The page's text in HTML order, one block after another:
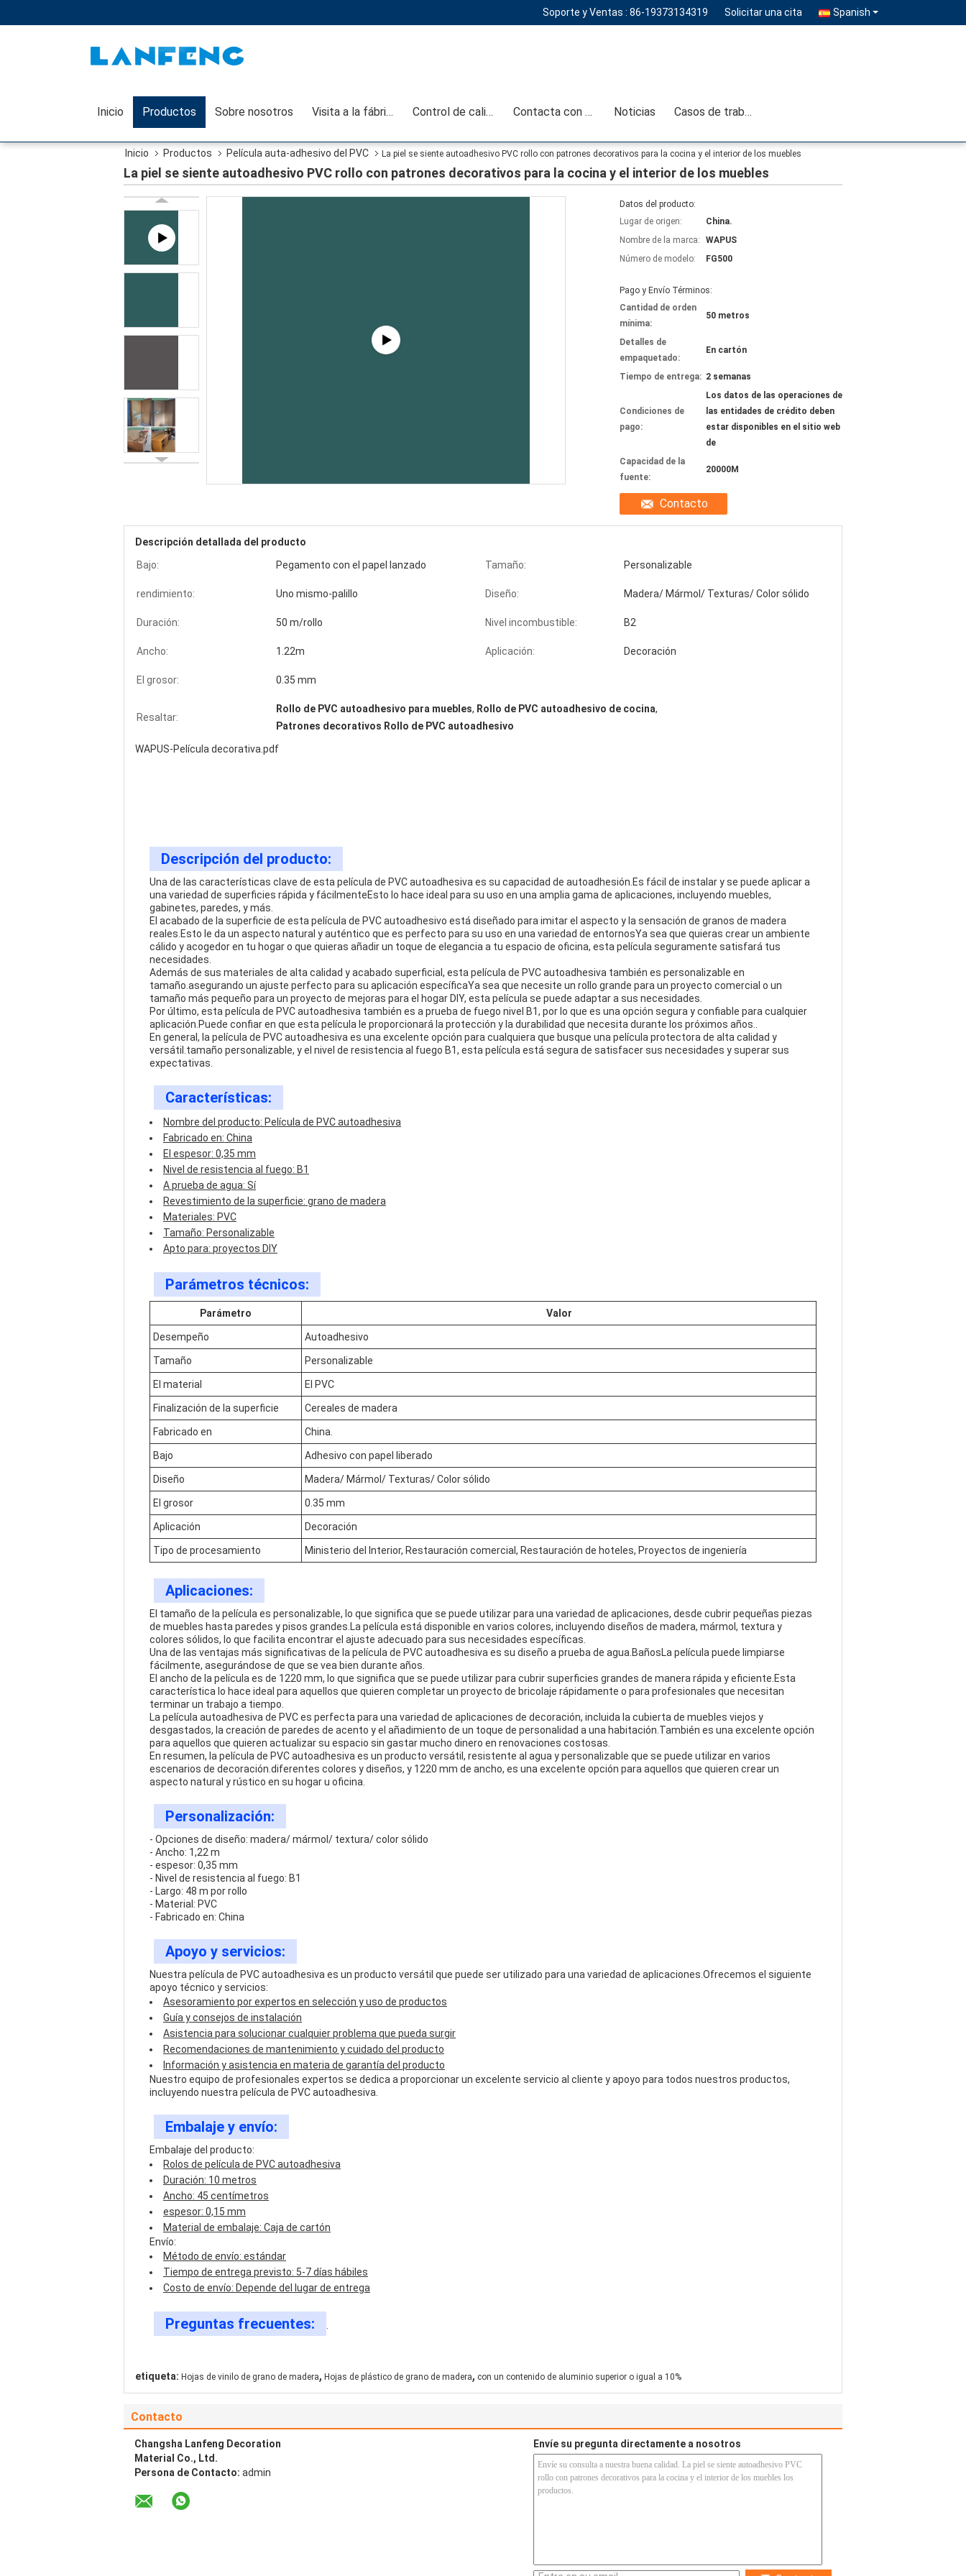
Soporte y Ventas : 86-19373134319 Solicitar una cita Spanish
Inicio Productos Sobre nosotros Visita a la fábrica Control de calidad Contacta con nosotros Noticias Casos de trabajo
Inicio Productos Película auta-adhesivo del PVC La piel se siente autoadhesivo PVC rollo con patrones decorativos para la cocina y el interior de los muebles
La piel se siente autoadhesivo PVC rollo con patrones decorativos para la cocina y el interior de los muebles
Datos del producto:
Lugar de origen:
China.
Nombre de la marca:
WAPUS
Número de modelo:
FG500
Pago y Envío Términos:
Cantidad de orden
mínima:
50 metros
Detalles de
empaquetado:
En cartón
Tiempo de entrega: 2 semanas
Condiciones de
pago:
Los datos de las operaciones de
las entidades de crédito deben
estar disponibles en el sitio web
de
Capacidad de la
fuente:
20000M
Contacto
Descripción detallada del producto
Bajo:
Pegamento con el papel lanzado Tamaño: Personalizable
rendimiento: Uno mismo-palillo Diseño: Madera/ Mármol/ Texturas/ Color sólido
Duración: 50 m/rollo Nivel incombustible: B2
Ancho: 1.22m Aplicación: Decoración
El grosor: 0.35 mm
Resaltar:
Rollo de PVC autoadhesivo para muebles, Rollo de PVC autoadhesivo de cocina,
Patrones decorativos Rollo de PVC autoadhesivo
WAPUS-Película decorativa.pdf
Descripción del producto:
Una de las características clave de esta película de PVC autoadhesiva es su capacidad de autoadhesión.Es fácil de instalar y se puede aplicar a
una variedad de superficies rápida y fácilmenteEsto lo hace ideal para su uso en una amplia gama de aplicaciones, incluyendo muebles,
gabinetes, paredes, y más.
El acabado de la superficie de esta película de PVC autoadhesivo está diseñado para imitar el aspecto y la sensación de granos de madera
reales.Esto le da un aspecto natural y auténtico que es perfecto para su uso en una variedad de entornosYa sea que quieras crear un ambiente
cálido y acogedor en tu hogar o que quieras añadir un toque de elegancia a tu espacio de oficina, esta película seguramente satisfará tus
necesidades.
Además de sus materiales de alta calidad y acabado superficial, esta película de PVC autoadhesiva también es personalizable en
tamaño.asegurando un ajuste perfecto para su aplicación específicaYa sea que necesite un rollo grande para un proyecto comercial o un
tamaño más pequeño para un proyecto de mejoras para el hogar DIY, esta película se puede adaptar a sus necesidades.
Por último, esta película de PVC autoadhesiva también es a prueba de fuego nivel B1, por lo que es una opción segura y confiable para cualquier
aplicación.Puede confiar en que esta película le proporcionará la protección y la durabilidad que necesita durante los próximos años..
En general, la película de PVC autoadhesiva es una excelente opción para cualquiera que busque una película protectora de alta calidad y
versátil.tamaño personalizable, y el nivel de resistencia al fuego B1, esta película está segura de satisfacer sus necesidades y superar sus
expectativas.
Características:
Nombre del producto: Película de PVC autoadhesiva
Fabricado en: China
El espesor: 0,35 mm
Nivel de resistencia al fuego: B1
A prueba de agua: Sí
Revestimiento de la superficie: grano de madera
Materiales: PVC
Tamaño: Personalizable
Apto para: proyectos DIY
Parámetros técnicos:
Parámetro Valor
Desempeño Autoadhesivo
Tamaño Personalizable
El material El PVC
Finalización de la superficie Cereales de madera
Fabricado en China.
Bajo Adhesivo con papel liberado
Diseño Madera/ Mármol/ Texturas/ Color sólido
El grosor 0.35 mm
Aplicación Decoración
Tipo de procesamiento Ministerio del Interior, Restauración comercial, Restauración de hoteles, Proyectos de ingeniería
Aplicaciones:
El tamaño de la película es personalizable, lo que significa que se puede utilizar para una variedad de aplicaciones, desde cubrir pequeñas piezas
de muebles hasta paredes y pisos grandes.La película está disponible en varios colores, incluyendo diseños de madera, mármol, textura y
colores sólidos, lo que facilita encontrar el ajuste adecuado para sus necesidades específicas.
Una de las ventajas más significativas de la película de PVC autoadhesiva es su diseño a prueba de agua.BañosLa película puede limpiarse
fácilmente, asegurándose de que se vea bien durante años.
El ancho de la película es de 1220 mm, lo que significa que se puede utilizar para cubrir superficies grandes de manera rápida y eficiente.Esta
característica lo hace ideal para aquellos que quieren completar un proyecto de bricolaje rápidamente o para profesionales que necesitan
terminar un trabajo a tiempo.
La película autoadhesiva de PVC es perfecta para una variedad de aplicaciones de decoración, incluida la cubierta de muebles viejos y
desgastados, la creación de paredes de acento y el añadimiento de un toque de personalidad a una habitación.También es una excelente opción
para aquellos que quieren actualizar su espacio sin gastar mucho dinero en renovaciones costosas.
En resumen, la película de PVC autoadhesiva es un producto versátil, resistente al agua y personalizable que se puede utilizar en varios
escenarios de decoración.diferentes colores y diseños, y 1220 mm de ancho, es una excelente opción para aquellos que quieren crear un
aspecto natural y rústico en su hogar u oficina.
Personalización:
- Opciones de diseño: madera/ mármol/ textura/ color sólido
- Ancho: 1,22 m
- espesor: 0,35 mm
- Nivel de resistencia al fuego: B1
- Largo: 48 m por rollo
- Material: PVC
- Fabricado en: China
Apoyo y servicios:
Nuestra película de PVC autoadhesiva es un producto versátil que puede ser utilizado para una variedad de aplicaciones.Ofrecemos el siguiente
apoyo técnico y servicios:
Asesoramiento por expertos en selección y uso de productos
Guía y consejos de instalación
Asistencia para solucionar cualquier problema que pueda surgir
Recomendaciones de mantenimiento y cuidado del producto
Información y asistencia en materia de garantía del producto
Nuestro equipo de profesionales expertos se dedica a proporcionar un excelente servicio al cliente y apoyo para todos nuestros productos,
incluyendo nuestra película de PVC autoadhesiva.
Embalaje y envío:
Embalaje del producto:
Rolos de película de PVC autoadhesiva
Duración: 10 metros
Ancho: 45 centímetros
espesor: 0,15 mm
Material de embalaje: Caja de cartón
Envío:
Método de envío: estándar
Tiempo de entrega previsto: 5-7 días hábiles
Costo de envío: Depende del lugar de entrega
Preguntas frecuentes:
etiqueta: Hojas de vinilo de grano de madera, Hojas de plástico de grano de madera, con un contenido de aluminio superior o igual a 10%
Contacto
Changsha Lanfeng Decoration
Material Co., Ltd.
Persona de Contacto: admin
Envíe su pregunta directamente a nosotros